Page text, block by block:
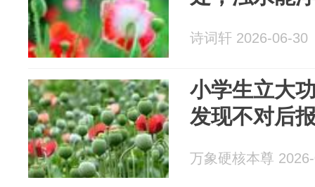
诗词轩 2026-06-30
小学生立大
发现不对后
万象硬核本尊